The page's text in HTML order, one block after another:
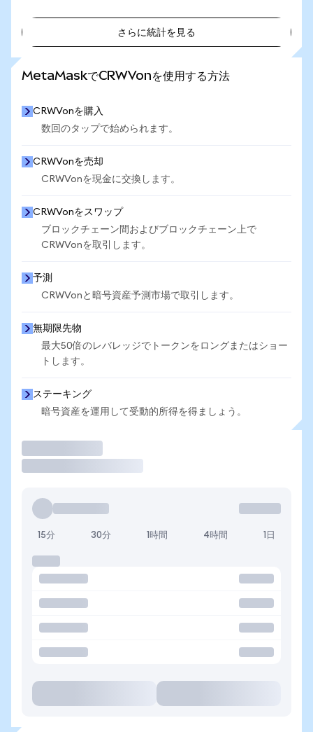
さらに統計を見る
MetaMaskでCRWVonを使用する方法
CRWVonを購入
数回のタップで始められます。
CRWVonを売却
CRWVonを現金に交換します。
CRWVonをスワップ
ブロックチェーン間およびブロックチェーン上で
CRWVonを取引します。
予測
CRWVonと暗号資産予測市場で取引します。
無期限先物
最大50倍のレバレッジでトークンをロングまたはショー
トします。
ステーキング
暗号資産を運用して受動的所得を得ましょう。
15分 30分 1時間 4時間 1日